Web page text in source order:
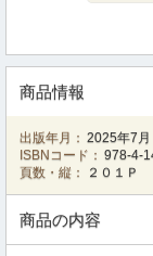
商品情報
出版年月： 2025年7月
ISBNコード： 978-4-
頁数・縦：
２０１Ｐ
商品の内容